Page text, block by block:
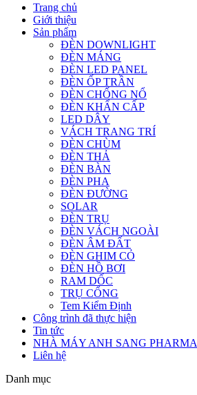
Trang chủ
Giới thiệu
Sản phẩm
ĐÈN DOWNLIGHT
ĐÈN MÁNG
ĐÈN LED PANEL
ĐÈN ỐP TRẦN
ĐÈN CHỐNG NỔ
ĐÈN KHẨN CẤP
LED DÂY
VÁCH TRANG TRÍ
ĐÈN CHÙM
ĐÈN THẢ
ĐÈN BÀN
ĐÈN PHA
ĐÈN ĐƯỜNG
SOLAR
ĐÈN TRỤ
ĐÈN VÁCH NGOÀI
ĐÈN ÂM ĐẤT
ĐÈN GHIM CỎ
ĐÈN HỒ BƠI
RAM DỐC
TRỤ CỔNG
Tem Kiểm Định
Công trình đã thực hiện
Tin tức
NHÀ MÁY ANH SANG PHARMA
Liên hệ
Danh mục